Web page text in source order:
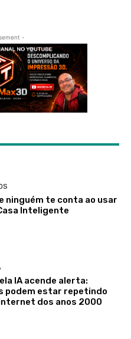
-
ninguém te conta ao usar
Inteligente
IA acende alerta:
podem estar repetindo
dos anos 2000